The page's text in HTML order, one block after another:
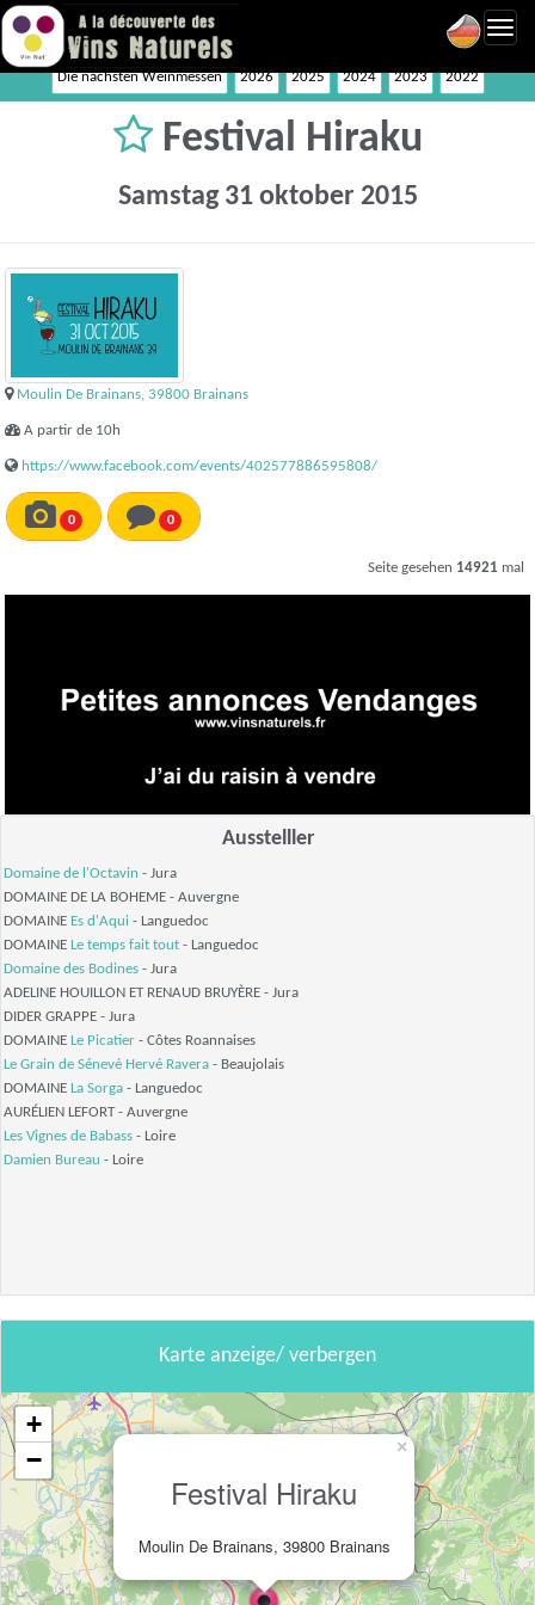
Die nächsten Weinmessen 2026 2025 2024 2023 2022
Festival Hiraku
Samstag 31 oktober 2015
Moulin De Brainans, 39800 Brainans
A partir de 10h
https://www.facebook.com/events/402577886595808/
0 0
Seite gesehen 14921 mal
Ausstelller
Domaine de l'Octavin - Jura
DOMAINE DE LA BOHEME - Auvergne
DOMAINE Es d'Aqui - Languedoc
DOMAINE Le temps fait tout - Languedoc
Domaine des Bodines - Jura
ADELINE HOUILLON ET RENAUD BRUYÈRE - Jura
DIDER GRAPPE - Jura
DOMAINE Le Picatier - Côtes Roannaises
Le Grain de Sénevé Hervé Ravera - Beaujolais
DOMAINE La Sorga - Languedoc
AURÉLIEN LEFORT - Auvergne
Les Vignes de Babass - Loire
Damien Bureau - Loire
Karte anzeige/ verbergen
Festival Hiraku
Moulin De Brainans, 39800 Brainans
×
+
−